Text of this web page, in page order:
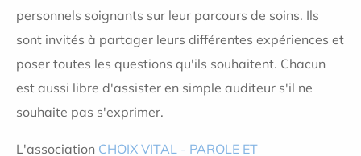
personnels soignants sur leur parcours de soins. Ils
sont invités à partager leurs différentes expériences et
poser toutes les questions qu'ils souhaitent. Chacun
est aussi libre d'assister en simple auditeur s'il ne
souhaite pas s'exprimer.
L'association CHOIX VITAL - PAROLE ET